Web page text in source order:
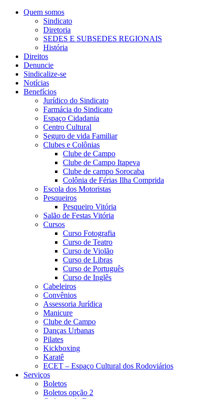
Quem somos
Sindicato
Diretoria
SEDES E SUBSEDES REGIONAIS
História
Direitos
Denuncie
Sindicalize-se
Notícias
Benefícios
Jurídico do Sindicato
Farmácia do Sindicato
Espaço Cidadania
Centro Cultural
Seguro de vida Familiar
Clubes e Colônias
Clube de Campo
Clube de Campo Itapeva
Clube de campo Sorocaba
Colônia de Férias Ilha Comprida
Escola dos Motoristas
Pesqueiros
Pesqueiro Vitória
Salão de Festas Vitória
Cursos
Curso Fotografia
Curso de Teatro
Curso de Violão
Curso de Libras
Curso de Português
Curso de Inglês
Cabeleiros
Convênios
Assessoria Jurídica
Manicure
Clube de Campo
Danças Urbanas
Pilates
Kickboxing
Karatê
ECET – Espaço Cultural dos Rodoviários
Serviços
Boletos
Boletos opção 2